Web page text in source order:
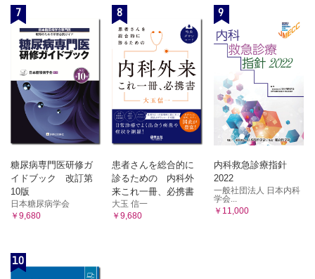
E．感染症予防と人権
12章 食物と健康
A．公衆栄養
1．食事摂取基準
2．国民健康・栄養調査
3．開発（発展）途上国の栄養・食糧問題
4．生活習慣病と食生活の問題
B．食中毒
1．食中毒の概要
2．細菌・ウイルスによる食中毒
3．寄生虫による食中毒
4．自然毒による食中毒
C．食物と健康被害
1．経口感染
2．残留農薬・残留医薬品
3．欠乏症と過剰症
D．食品の安全性
4．遺伝子組換え食品
1．精神保健の歴史
2．精神障害への対応
C．身体障害
1．身体障害の実態
2．身体障害への対応
D．心身障害
1．心身障害の実態
2．心身障害児の療育とリハビリテーション
A．空気
1．空気の成分と健康
2．体温調節と空気
7
糖尿病専門医研修ガ
イドブック 改訂第
10版
日本糖尿病学会
￥9,680
8
患者さんを総合的に
診るための 内科外
来これ一冊、必携書
大玉 信一
￥9,680
9
内科救急診療指針
2022
一般社団法人 日本内科
学会...
￥11,000
10